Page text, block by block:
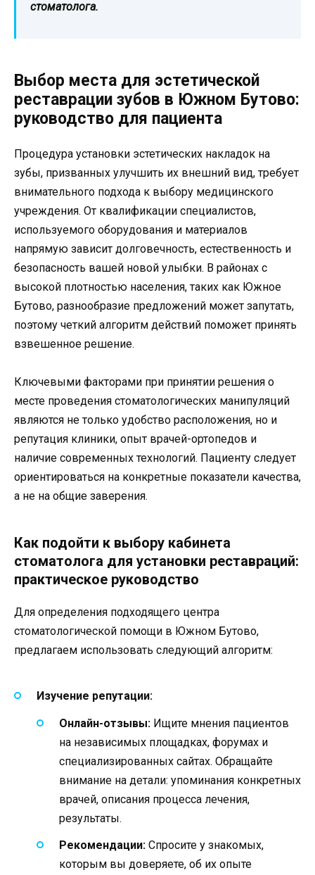
стоматолога.
Выбор места для эстетической
реставрации зубов в Южном Бутово:
руководство для пациента
Процедура установки эстетических накладок на
зубы, призванных улучшить их внешний вид, требует
внимательного подхода к выбору медицинского
учреждения. От квалификации специалистов,
используемого оборудования и материалов
напрямую зависит долговечность, естественность и
безопасность вашей новой улыбки. В районах с
высокой плотностью населения, таких как Южное
Бутово, разнообразие предложений может запутать,
поэтому четкий алгоритм действий поможет принять
взвешенное решение.
Ключевыми факторами при принятии решения о
месте проведения стоматологических манипуляций
являются не только удобство расположения, но и
репутация клиники, опыт врачей-ортопедов и
наличие современных технологий. Пациенту следует
ориентироваться на конкретные показатели качества,
а не на общие заверения.
Как подойти к выбору кабинета
стоматолога для установки реставраций:
практическое руководство
Для определения подходящего центра
стоматологической помощи в Южном Бутово,
предлагаем использовать следующий алгоритм:
Изучение репутации:
Онлайн-отзывы: Ищите мнения пациентов
на независимых площадках, форумах и
специализированных сайтах. Обращайте
внимание на детали: упоминания конкретных
врачей, описания процесса лечения,
результаты.
Рекомендации: Спросите у знакомых,
которым вы доверяете, об их опыте